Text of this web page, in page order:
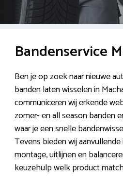
Bandenservice
Ben je op zoek naar nieuwe
banden laten wisselen in
communiceren wij erkende
zomer- en all season banden
waar je een snelle
Tevens bieden wij
montage, uitlijnen en
keuzehulp welk product